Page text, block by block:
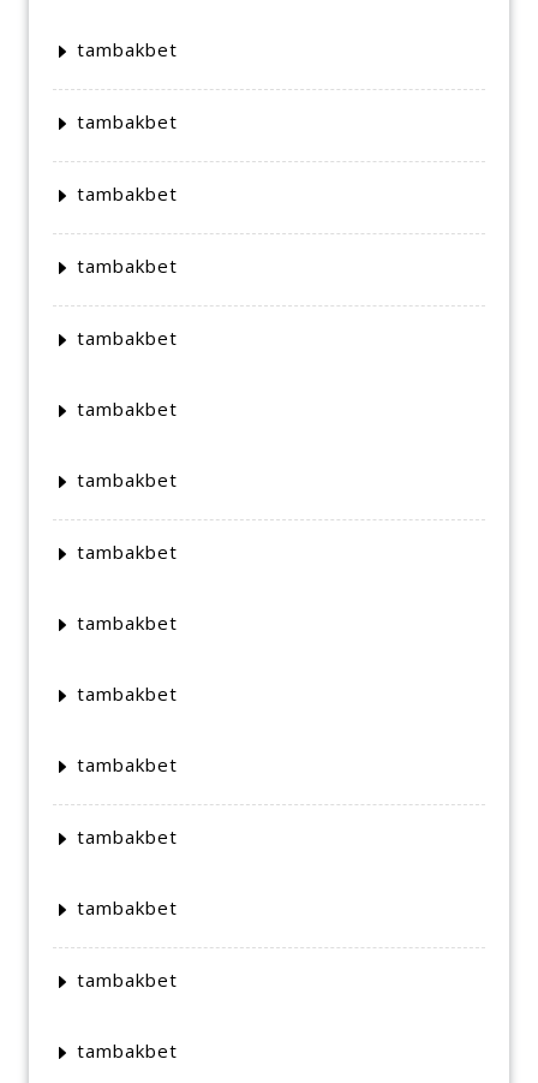
tambakbet
tambakbet
tambakbet
tambakbet
tambakbet
tambakbet
tambakbet
tambakbet
tambakbet
tambakbet
tambakbet
tambakbet
tambakbet
tambakbet
tambakbet